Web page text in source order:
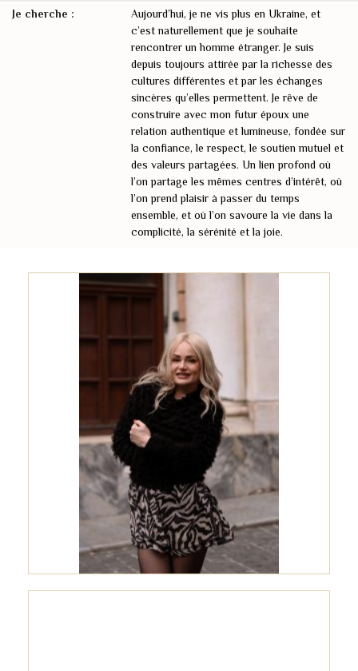
Je cherche :
Aujourd’hui, je ne vis plus en Ukraine, et
c’est naturellement que je souhaite
rencontrer un homme étranger. Je suis
depuis toujours attirée par la richesse des
cultures différentes et par les échanges
sincères qu’elles permettent. Je rêve de
construire avec mon futur époux une
relation authentique et lumineuse, fondée sur
la confiance, le respect, le soutien mutuel et
des valeurs partagées. Un lien profond où
l’on partage les mêmes centres d’intérêt, où
l’on prend plaisir à passer du temps
ensemble, et où l’on savoure la vie dans la
complicité, la sérénité et la joie.